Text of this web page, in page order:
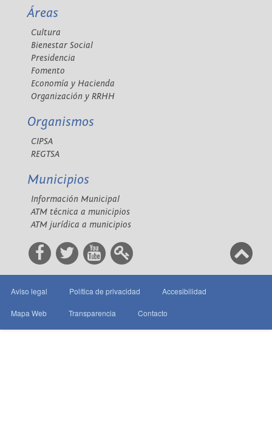
Áreas
Cultura
Bienestar Social
Presidencia
Fomento
Economía y Hacienda
Organización y RRHH
Organismos
CIPSA
REGTSA
Municipios
Información Municipal
ATM técnica a municipios
ATM jurídica a municipios
Aviso legal Política de privacidad Accesibilidad
Mapa Web Transparencia Contacto